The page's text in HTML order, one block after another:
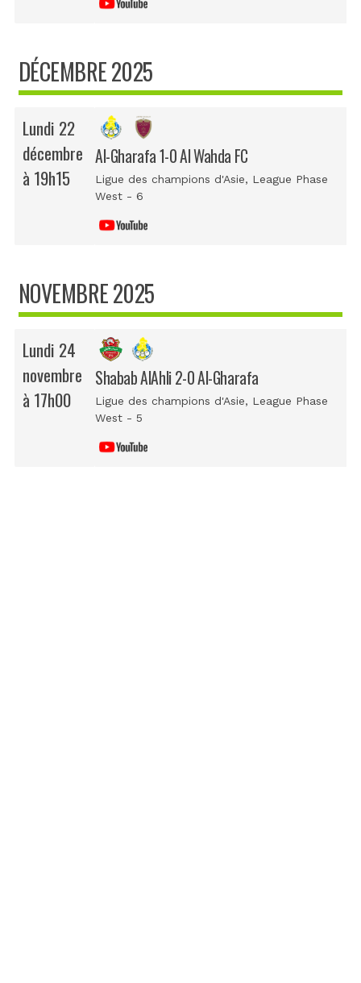
DÉCEMBRE 2025
Lundi 22
décembre
à 19h15
Al-Gharafa 1-0 Al Wahda FC
Ligue des champions d'Asie, League Phase
West - 6
NOVEMBRE 2025
Lundi 24
novembre
à 17h00
Shabab AlAhli 2-0 Al-Gharafa
Ligue des champions d'Asie, League Phase
West - 5